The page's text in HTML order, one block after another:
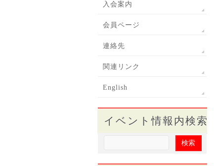
入会案内
会員ページ
連絡先
関連リンク
English
イベント情報内検索